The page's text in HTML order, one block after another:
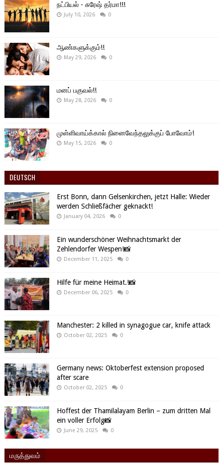
நட்பியல் - சுரேஷ் தர்மா!!!
July 10, 2026 0
ஆண்களுக்கும்!!
May 29, 2026 0
மனப் பகுவல்!!
May 28, 2026 0
முள்ளிவாய்க்கால் நினைவேந்தலுக்குப் போவோம்!
May 15, 2026 0
DEUTSCH
Erst Bonn, dann Gelsenkirchen, jetzt Halle: Wieder
werden Schließfächer geknackt!
January 04, 2026 0
Ein wunderschöner Weihnachtsmarkt der
Zehlendorfer Wespen!📸
December 11, 2025 0
Hilfe für meine Heimat.!📸
December 06, 2025 0
Manchester: 2 killed in synagogue car, knife attack
October 02, 2025 0
Germany news: Oktoberfest extension proposed
after scare
October 02, 2025 0
Hoffest der Thamilalayam Berlin – zum dritten Mal
ein voller Erfolg📸
June 29, 2025 0
மருத்துவம்